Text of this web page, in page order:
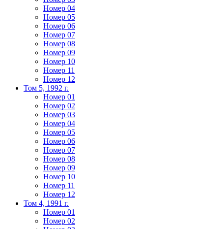
Номер 04
Номер 05
Номер 06
Номер 07
Номер 08
Номер 09
Номер 10
Номер 11
Номер 12
Том 5, 1992 г.
Номер 01
Номер 02
Номер 03
Номер 04
Номер 05
Номер 06
Номер 07
Номер 08
Номер 09
Номер 10
Номер 11
Номер 12
Том 4, 1991 г.
Номер 01
Номер 02